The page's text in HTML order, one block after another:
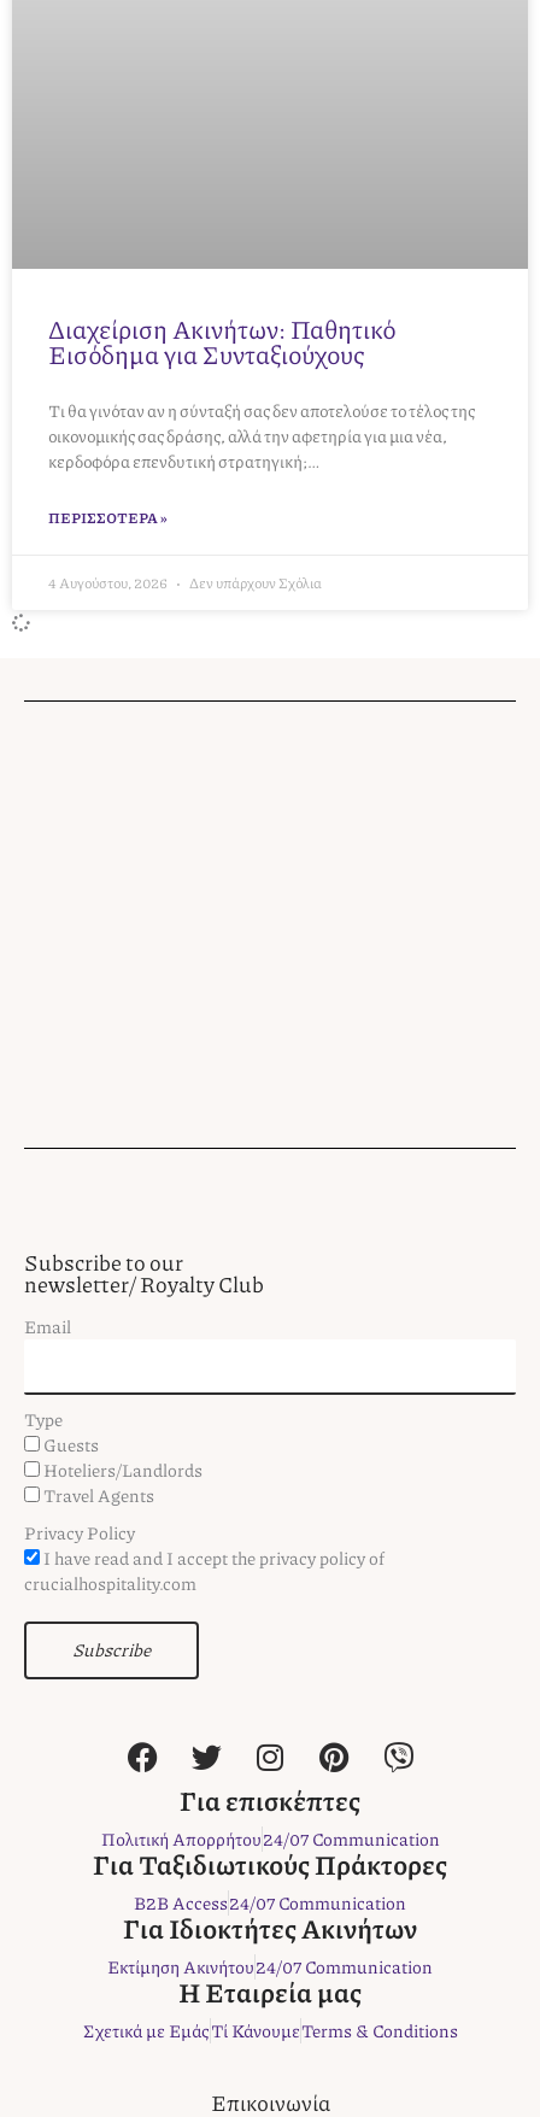
Διαχείριση Ακινήτων: Παθητικό
Εισόδημα για Συνταξιούχους
Τι θα γινόταν αν η σύνταξή σας δεν αποτελούσε το τέλος της
οικονομικής σας δράσης, αλλά την αφετηρία για μια νέα,
κερδοφόρα επενδυτική στρατηγική;…
ΠΕΡΙΣΣΌΤΕΡΑ »
4 Αυγούστου, 2026 Δεν υπάρχουν Σχόλια
Subscribe to our
newsletter/ Royalty Club
Email
Type
Guests
Hoteliers/Landlords
Travel Agents
Privacy Policy
I have read and I accept the privacy policy of
crucialhospitality.com
Subscribe
F
a
e
b
o
o
k
T
w
i
t
t
e
r
I
n
s
t
a
g
r
a
m
P
i
n
t
e
r
e
s
t
V
i
e
r
Για επισκέπτες
Πολιτική Απορρήτου24/07 Communication
Για Ταξιδιωτικούς Πράκτορες
B2B Access24/07 Communication
Για Ιδιοκτήτες Ακινήτων
Εκτίμηση Ακινήτου24/07 Communication
Η Εταιρεία μας
Σχετικά με ΕμάςΤί ΚάνουμεTerms & Conditions
Επικοινωνία